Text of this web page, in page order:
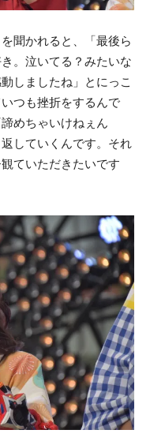
聞かれると、「最後ら
。泣いてる？みたいな
しましたね」とにっこ
つも挫折をするんで
めちゃいけねぇん
していくんです。それ
ていただきたいです